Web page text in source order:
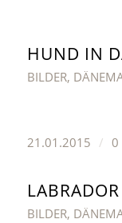
HUND IN
BILDER,
21.01.2015 / 0
BILDER,